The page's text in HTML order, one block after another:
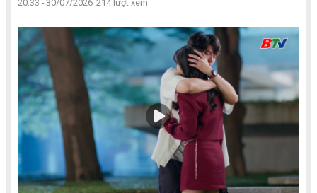
20:33 - 30/07/2026 214 lượt xem